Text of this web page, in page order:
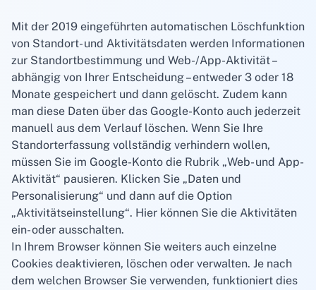
Mit der 2019 eingeführten automatischen Löschfunktion
von Standort- und Aktivitätsdaten werden Informationen
zur Standortbestimmung und Web-/App-Aktivität –
abhängig von Ihrer Entscheidung – entweder 3 oder 18
Monate gespeichert und dann gelöscht. Zudem kann
man diese Daten über das Google-Konto auch jederzeit
manuell aus dem Verlauf löschen. Wenn Sie Ihre
Standorterfassung vollständig verhindern wollen,
müssen Sie im Google-Konto die Rubrik „Web- und App-
Aktivität“ pausieren. Klicken Sie „Daten und
Personalisierung“ und dann auf die Option
„Aktivitätseinstellung“. Hier können Sie die Aktivitäten
ein- oder ausschalten.
In Ihrem Browser können Sie weiters auch einzelne
Cookies deaktivieren, löschen oder verwalten. Je nach
dem welchen Browser Sie verwenden, funktioniert dies